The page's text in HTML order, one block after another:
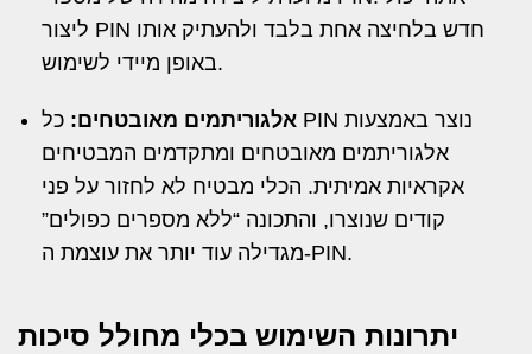
ליצור PIN חדש בלחיצה אחת בלבד ולהעתיק אותו
באופן מיידי לשימוש.
אלגוריתמים מאובטחים: כל PIN נוצר באמצעות
אלגוריתמים מאובטחים ומתקדמים המבטיחים
אקראיות אמיתית. הכלי מבטיח לא לחזור על פני
קודים שנוצרו, והתכונה “ללא מספרים כפולים”
מגדילה עוד יותר את עוצמת ה-PIN.
יתרונות השימוש בכלי מחולל סיכות